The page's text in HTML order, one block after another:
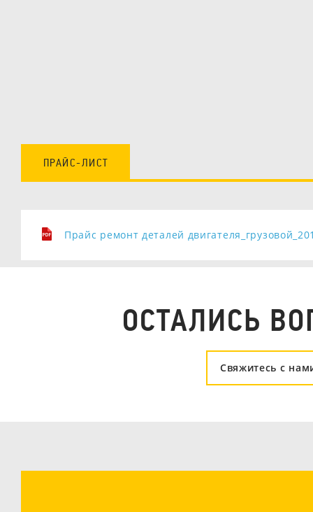
ПРАЙС-ЛИСТ
Прайс ремонт деталей
ОСТАЛИСЬ
Свяжитесь с